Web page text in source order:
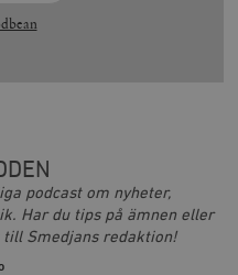
podcast om nyheter,
Har du tips på ämnen eller
till Smedjans redaktion!